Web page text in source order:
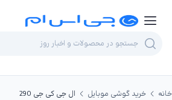
خانه خرید گوشی موبایل ال جی کی جی 290